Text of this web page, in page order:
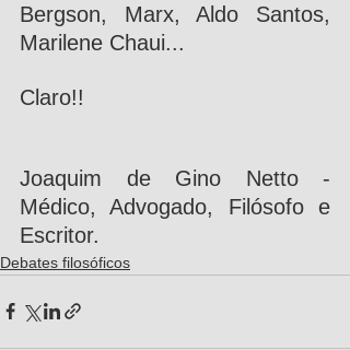
Bergson, Marx, Aldo Santos,
Marilene Chaui...
Claro!!
Joaquim de Gino Netto -
Médico, Advogado, Filósofo e
Escritor.
Debates filosóficos